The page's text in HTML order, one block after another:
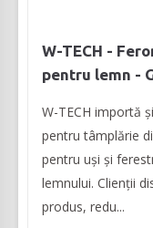
W-TECH -
pentru lemn -
W-TECH importă
pentru tâmplărie
pentru uși și
lemnului. Clienții
produs, redu...